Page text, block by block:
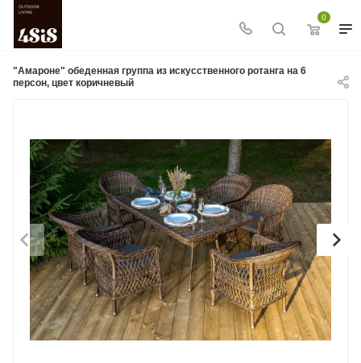
0
"Амароне" обеденная группа из искусственного ротанга на 6
персон, цвет коричневый